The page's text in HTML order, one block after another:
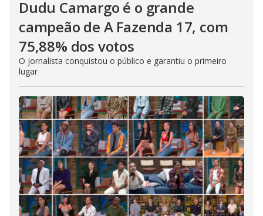
Dudu Camargo é o grande
campeão de A Fazenda 17, com
75,88% dos votos
O jornalista conquistou o público e garantiu o primeiro
lugar